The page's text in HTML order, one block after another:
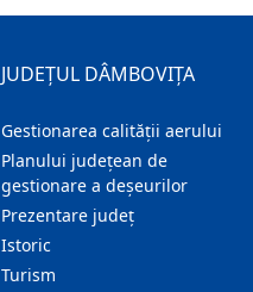
JUDEȚUL DÂMBOVIȚA
Gestionarea calității aerului
Planului județean de
gestionare a deșeurilor
Prezentare judeţ
Istoric
Turism